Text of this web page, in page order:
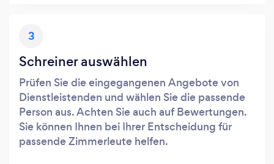
3
Schreiner auswählen
Prüfen Sie die eingegangenen Angebote von
Dienstleistenden und wählen Sie die passende
Person aus. Achten Sie auch auf Bewertungen.
Sie können Ihnen bei Ihrer Entscheidung für
passende Zimmerleute helfen.